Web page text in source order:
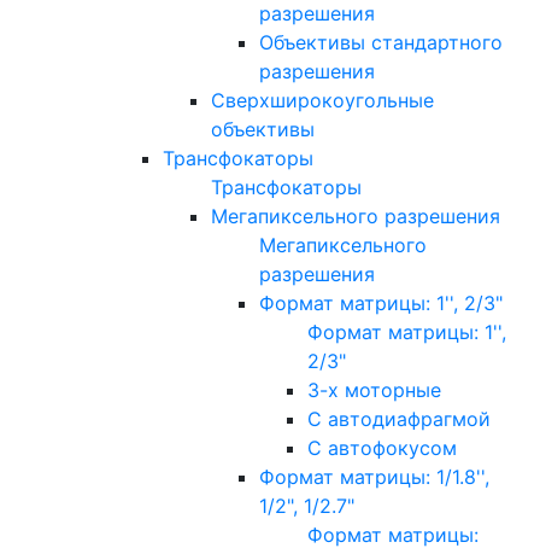
разрешения
Объективы стандартного
разрешения
Сверхширокоугольные
объективы
Трансфокаторы
Трансфокаторы
Мегапиксельного разрешения
Мегапиксельного
разрешения
Формат матрицы: 1'', 2/3"
Формат матрицы: 1'',
2/3"
3-х моторные
С автодиафрагмой
С автофокусом
Формат матрицы: 1/1.8'',
1/2", 1/2.7"
Формат матрицы: